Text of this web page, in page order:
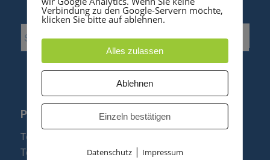
PRODUKTE
Telefonanlagen
Telefone
Verbindung zu den Google-Servern möchte,
klicken Sie bitte auf ablehnen.
Alles zulassen
Ablehnen
Einzeln bestätigen
Datenschutz| Impressum